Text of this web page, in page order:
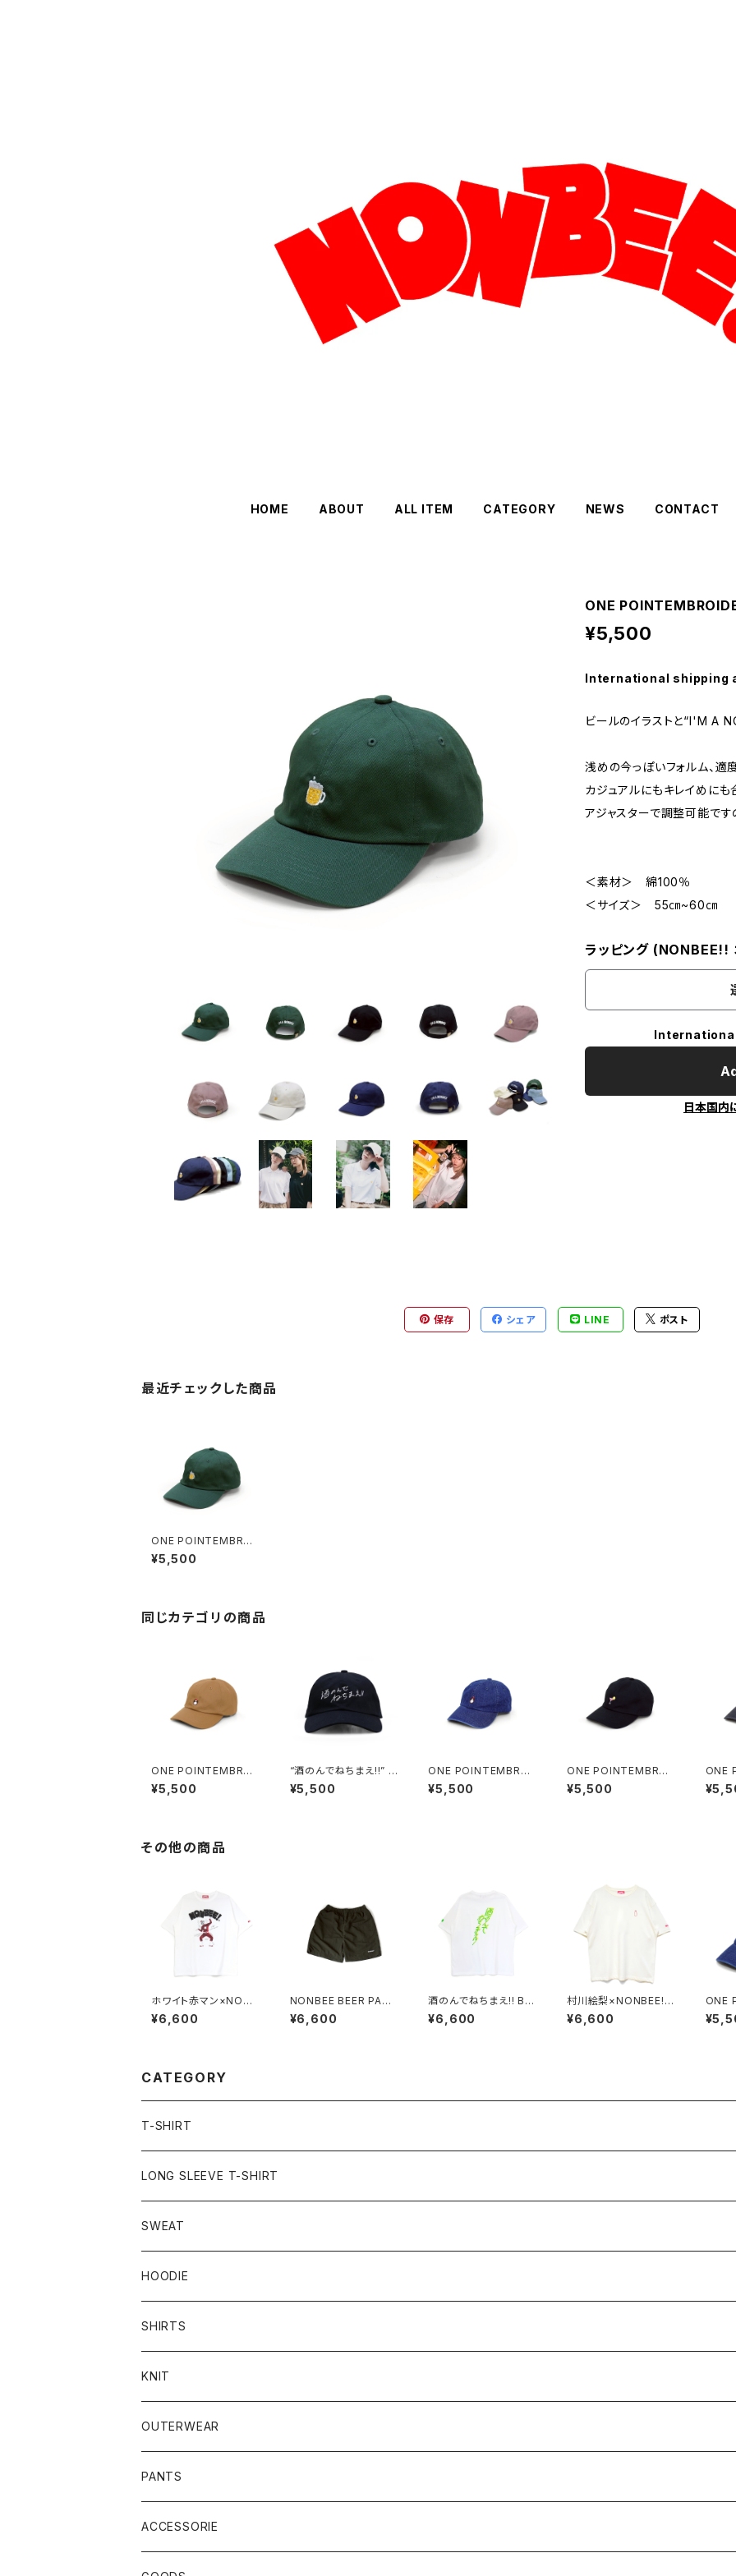
HOME ABOUT ALL ITEM CATEGORY NEWS CONTACT
ONE
¥5,500
International shipping
ビールのイラストと“I'M A
浅めの今っぽいフォルム、適
カジュアルにもキレイめにも
アジャスターで調整可能で
＜素材＞ 綿100％
＜サイズ＞ 55㎝~60㎝
ラッピング (NONBEE!!
日本国内
保存 シェア LINE ポスト
最近チェックした商品
ONE POINTEMBROI
DERED CAP “beer”
cotton
¥5,500
同じカテゴリの商品
ONE POINTEMBROI
DERED CAP “whiske
y” cotton
¥5,500
“酒のんでねちまえ!!” E
MBROIDERED CAP b
lack
¥5,500
ONE POINTEMBROI
DERED CAP “whiske
y” denim
¥5,500
ONE POINTEMBROI
DERED CAP “cockta
il” cotton
¥5,500
ONE
il”
その他の商品
ホワイト赤マン×NONB
EE! COLLABORATIO
N TEE white/black
¥6,600
NONBEE BEER PATC
H SHORTS khaki
¥6,600
酒のんでねちまえ!! BA
CK PRINT TEE whit
e/new neon-color
¥6,600
村川絵梨×NONBEE! C
OLLAB “徳利刺繍” TE
E off-white/pink
¥6,600
ONE
CATEGORY
T-SHIRT
LONG SLEEVE T-SHIRT
SWEAT
HOODIE
SHIRTS
KNIT
OUTERWEAR
PANTS
ACCESSORIE